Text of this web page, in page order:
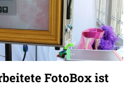
FotoBox ist